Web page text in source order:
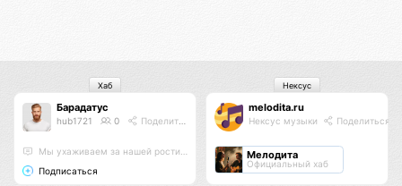
Барадатус
hub1721 0 Поделиться
Мы ухаживаем за нашей ростительностью
Подписаться
Хаб
melodita.ru
Нексус музыки Поделиться
Мелодита
Официальный хаб
Нексус